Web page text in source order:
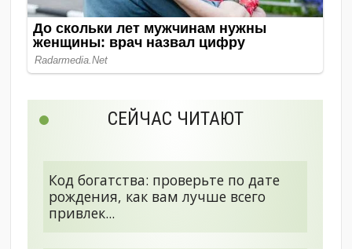
СЕЙЧАС ЧИТАЮТ
Код богатства: проверьте по дате
рождения, как вам лучше всего
привлек...